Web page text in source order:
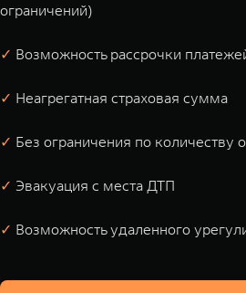
ограничений)
✓ Возможность рассрочки
✓ Неагрегатная страховая сумма
✓ Без ограничения по количеству
✓ Эвакуация с места ДТП
✓ Возможность удаленного